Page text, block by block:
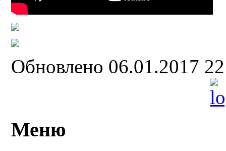
Обновлено 06.01.2017
Меню